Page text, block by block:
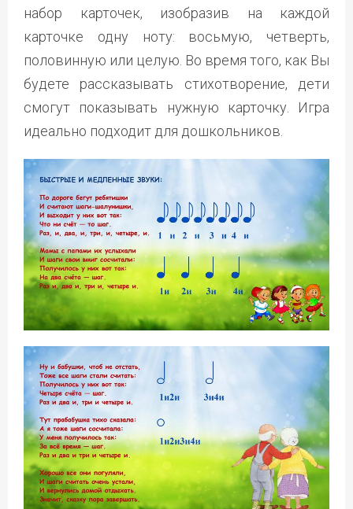
набор карточек, изобразив на каждой
карточке одну ноту: восьмую, четверть,
половинную или целую. Во время того, как Вы
будете рассказывать стихотворение, дети
смогут показывать нужную карточку. Игра
идеально подходит для дошкольников.